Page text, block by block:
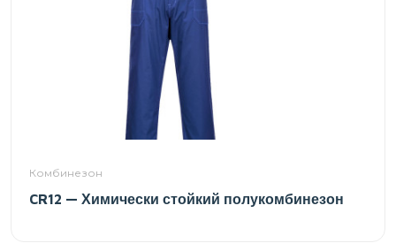
Комбинезон
CR12 — Химически стойкий полукомбинезон